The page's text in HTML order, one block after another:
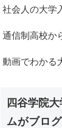
社会人の大学
通信制高校か
動画でわかる
四谷学院
ムがブロ